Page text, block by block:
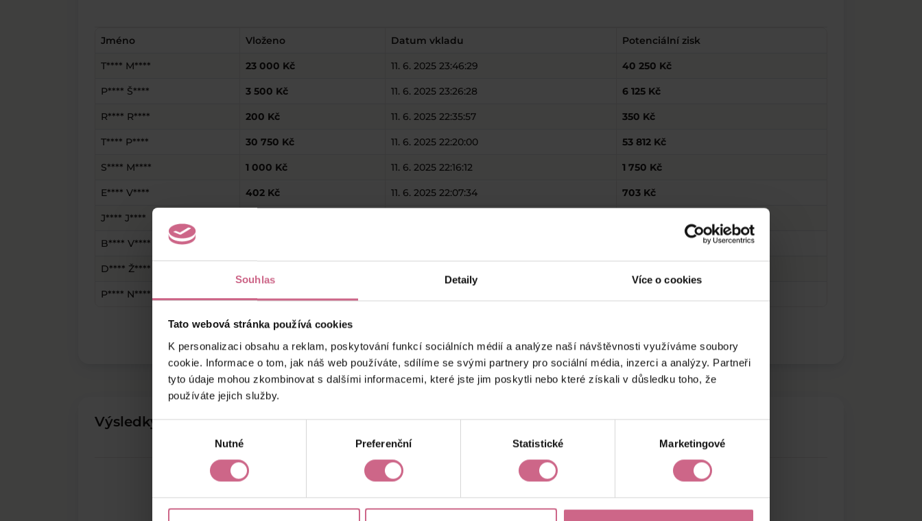
Souhlas Detaily Více o cookies
Tato webová stránka používá cookies
K personalizaci obsahu a reklam, poskytování funkcí sociálních médií a analýze naší návštěvnosti využíváme soubory
cookie. Informace o tom, jak náš web používáte, sdílíme se svými partnery pro sociální média, inzerci a analýzy. Partneři
tyto údaje mohou zkombinovat s dalšími informacemi, které jste jim poskytli nebo které získali v důsledku toho, že
používáte jejich služby.
Výběr
Nutné Preferenční Statistické Marketingové
Jméno Vloženo Datum vkladu Potenciální zisk
T**** M**** 23 000 Kč 11. 6. 2025 23:46:29 40 250 Kč
P**** Š**** 3 500 Kč 11. 6. 2025 23:26:28 6 125 Kč
R**** R**** 200 Kč 11. 6. 2025 22:35:57 350 Kč
T**** P**** 30 750 Kč 11. 6. 2025 22:20:00 53 812 Kč
S**** M**** 1 000 Kč 11. 6. 2025 22:16:12 1 750 Kč
E**** V**** 402 Kč 11. 6. 2025 22:07:34 703 Kč
J**** J****
B**** V****
D**** Ž****
P**** N****
Výsledky těžby
5 588,94 Kč